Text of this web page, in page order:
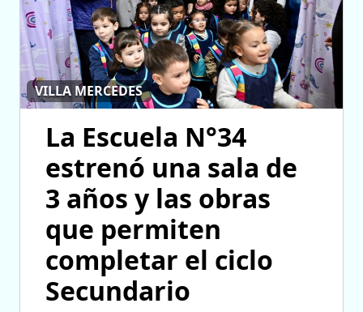
VILLA MERCEDES
La Escuela N°34
estrenó una sala de
3 años y las obras
que permiten
completar el ciclo
Secundario